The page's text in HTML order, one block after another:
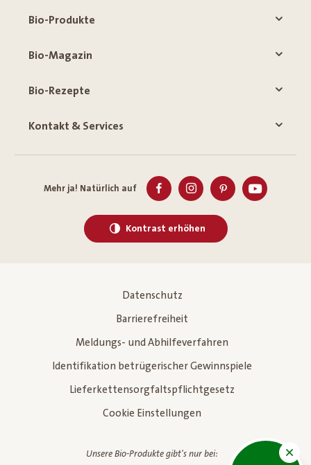
Bio-Produkte
Bio-Magazin
Bio-Rezepte
Kontakt & Services
Mehr ja! Natürlich auf
Kontrast erhöhen
Datenschutz
Barrierefreiheit
Meldungs- und Abhilfeverfahren
Identifikation betrügerischer Gewinnspiele
Lieferkettensorgfaltspflichtgesetz
Cookie Einstellungen
Unsere Bio-Produkte gibt's nur bei: